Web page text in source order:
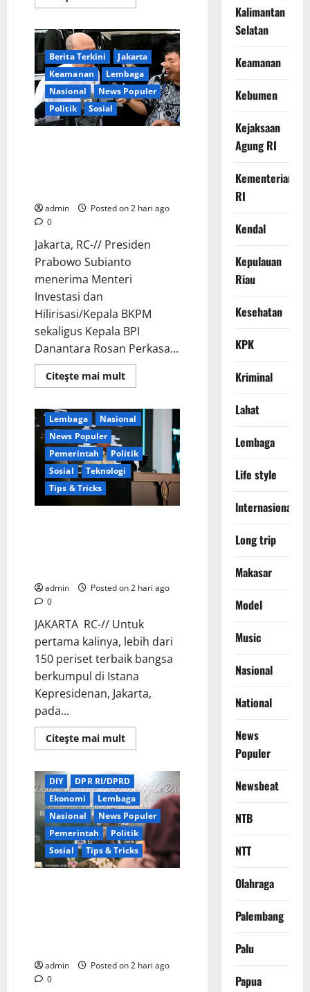
more
Tanpa
Pamrih,
Sertu
Maryono
Turun
Tangan
Bantu
Warga
Kedungoleng
Bangun
Berita Terkini
Jakarta
Keamanan
Lembaga
Nasional
News Populer
Politik
Sosial
admin
Posted on 2 hari ago
0
Jakarta, RC-// Presiden
Prabowo Subianto
menerima Menteri
Investasi dan
Hilirisasi/Kepala BKPM
sekaligus Kepala BPI
Danantara Rosan Perkasa...
Citeşte mai multRead
more
ke
Presiden,
Investasi
Sampaikan
Progres
Kampung
Haji
dan
Penguatan
Berita Terkini
Digital
Ekonomi
Jakarta
Keamanan
Lembaga
Nasional
News Populer
Pemerintah
Politik
Sosial
Teknologi
Tips & Tricks
admin
Posted on 2 hari ago
0
JAKARTA RC-// Untuk
pertama kalinya, lebih dari
150 periset terbaik bangsa
berkumpul di Istana
Kepresidenan, Jakarta,
pada...
Citeşte mai multRead
more
Sinergi
Nasional,
Presiden
Prabowo
Dialog
Langsung
dengan
150
Periset
Terbaik
DIY
DPR RI/DPRD
Ekonomi
Lembaga
Nasional
News Populer
Pemerintah
Politik
Sosial
Tips & Tricks
admin
Posted on 2 hari ago
0
Kalimantan
Selatan
Keamanan
Kebumen
Kejaksaan
Agung RI
Kementerian
RI
Kendal
Kepulauan
Riau
Kesehatan
KPK
Kriminal
Lahat
Lembaga
Life style
lnternasional
Long trip
Makasar
Model
Music
Nasional
National
News
Populer
Newsbeat
NTB
NTT
Olahraga
Palembang
Palu
Papua